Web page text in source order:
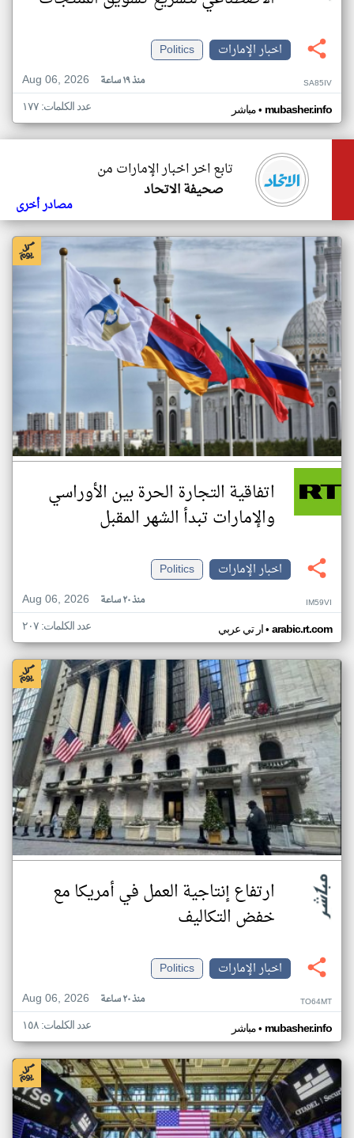
اخبار الإمارات
Politics
Aug 06, 2026
منذ ١٩ ساعة SA85IV
مباشر• mubasher.info عدد الكلمات: ١٧٧
تابع اخر اخبار الإمارات من
صحيفة الاتحاد
مصادر أخرى
اتفاقية التجارة الحرة بين الأوراسي
والإمارات تبدأ الشهر المقبل
اخبار الإمارات
Politics
Aug 06, 2026
منذ ٢٠ ساعة IM59VI
ار تي عربي• arabic.rt.com عدد الكلمات: ٢٠٧
ارتفاع إنتاجية العمل في أمريكا مع
خفض التكاليف
اخبار الإمارات
Politics
Aug 06, 2026
منذ ٢٠ ساعة TO64MT
مباشر• mubasher.info عدد الكلمات: ١٥٨